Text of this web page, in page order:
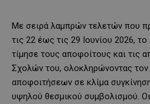
Με σειρά λαμπρών τελετών που
τις 22 έως τις 29 Ιουνίου 2026,
τίμησε τους αποφοίτους και τις
Σχολών του, ολοκληρώνοντας τον
αποφοιτήσεων σε κλίμα
υψηλού θεσμικού συμβολισμού.